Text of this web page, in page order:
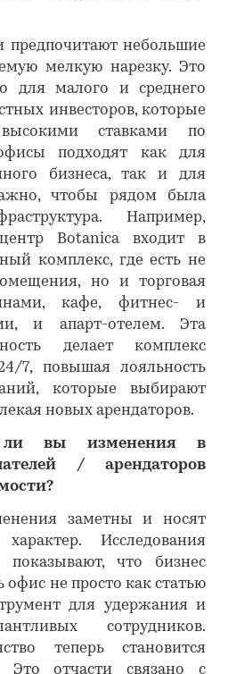
предпочитают небольшие
мелкую нарезку. Это
для малого и среднего
инвесторов, которые
ставками по
подходят как для
бизнеса, так и для
чтобы рядом была
Например,
Botanica входит в
комплекс, где есть не
но и торговая
кафе, фитнес- и
и апарт-отелем. Эта
делает комплекс
7, повышая лояльность
которые выбирают
новых арендаторов.
ли вы изменения в
/ арендаторов
заметны и носят
Исследования
показывают, что бизнес
офис не просто как статью
для удержания и
сотрудников.
теперь становится
Это отчасти связано с